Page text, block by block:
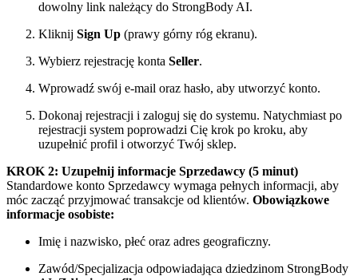
dowolny link należący do StrongBody AI.
Kliknij Sign Up (prawy górny róg ekranu).
Wybierz rejestrację konta Seller.
Wprowadź swój e-mail oraz hasło, aby utworzyć konto.
Dokonaj rejestracji i zaloguj się do systemu. Natychmiast po
rejestracji system poprowadzi Cię krok po kroku, aby
uzupełnić profil i otworzyć Twój sklep.
KROK 2: Uzupełnij informacje Sprzedawcy (5 minut)
Standardowe konto Sprzedawcy wymaga pełnych informacji, aby
móc zacząć przyjmować transakcje od klientów. Obowiązkowe
informacje osobiste:
Imię i nazwisko, płeć oraz adres geograficzny.
Zawód/Specjalizacja odpowiadająca dziedzinom StrongBody